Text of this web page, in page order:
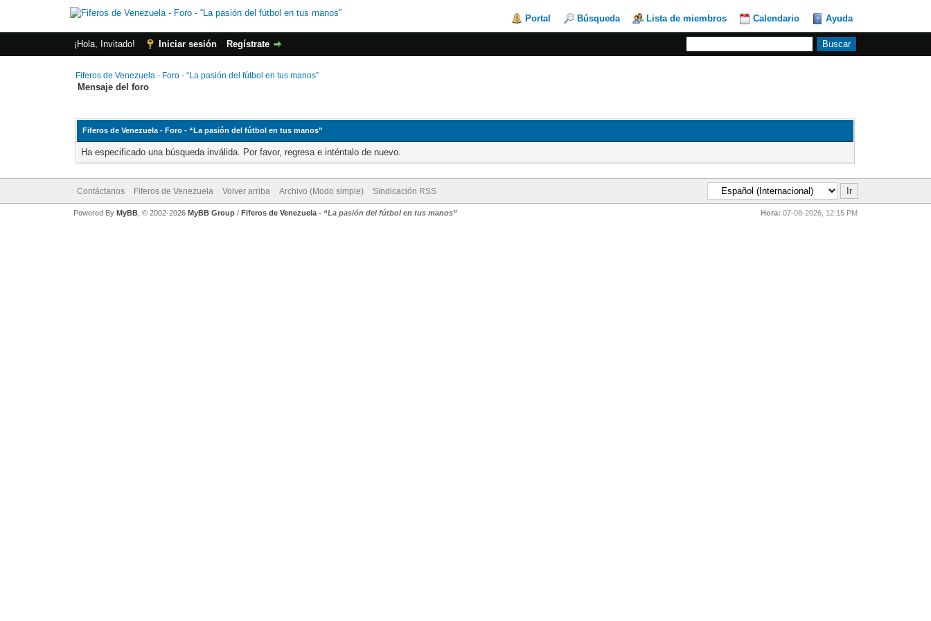
Portal Búsqueda Lista de miembros Calendario Ayuda
¡Hola, Invitado! Iniciar sesión Regístrate
Fiferos de Venezuela - Foro - “La pasión del fútbol en tus manos”
Mensaje del foro
Fiferos de Venezuela - Foro - “La pasión del fútbol en tus manos”
Ha especificado una búsqueda inválida. Por favor, regresa e inténtalo de nuevo.
Contáctanos Fiferos de Venezuela Volver arriba Archivo (Modo simple) Sindicación RSS
Hora: 07-08-2026, 12:15 PM
Powered By MyBB, © 2002-2026 MyBB Group/ Fiferos de Venezuela- “La pasión del fútbol en tus manos”